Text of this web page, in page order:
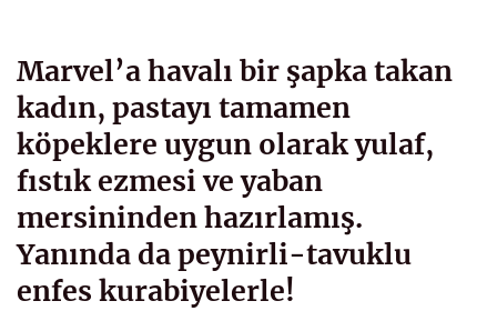
Marvel’a havalı bir şapka takan
kadın, pastayı tamamen
köpeklere uygun olarak yulaf,
fıstık ezmesi ve yaban
mersininden hazırlamış.
Yanında da peynirli-tavuklu
enfes kurabiyelerle!